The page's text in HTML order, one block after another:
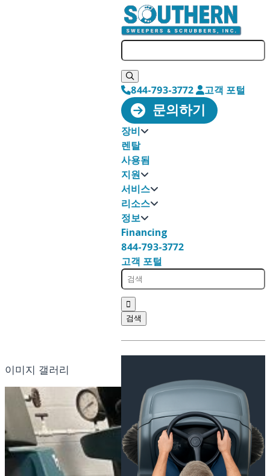
844-793-3772 고객 포털
문의하기
장비
렌탈
사용됨
지원
서비스
리소스
정보
Financing
844-793-3772
고객 포털
이미지 갤러리